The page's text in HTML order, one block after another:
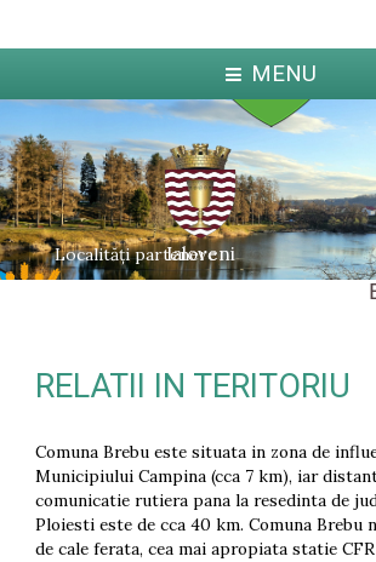
MENU
Localități partenere
Ialoveni
RELATII IN TERITORIU
Comuna Brebu este situata in zona de
Municipiului Campina (cca 7 km), iar
comunicatie rutiera pana la resedinta de
Ploiesti este de cca 40 km. Comuna Brebu
de cale ferata, cea mai apropiata statie